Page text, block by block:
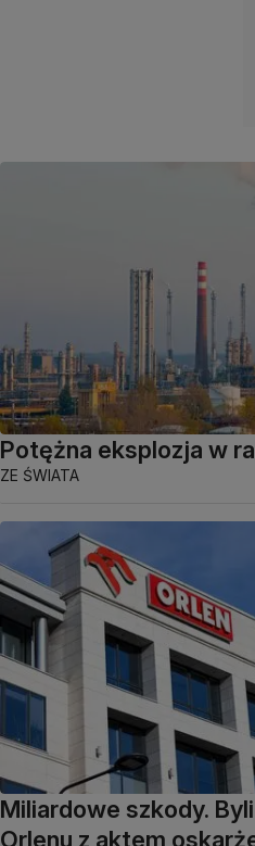
Potężna eksplozja w
ZE ŚWIATA
Miliardowe szkody.
Orlenu z aktem